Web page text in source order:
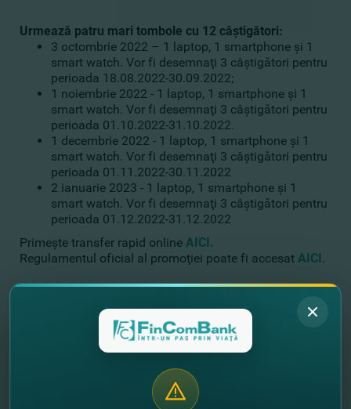
Urmează patru mari tombole cu 12 câştigători:
3 octombrie 2022 – 1 laptop, 1 smartphone şi 1
smart watch. Vor fi desemnaţi 3 câştigători pentru
perioada 18.08.2022-30.09.2022;
1 noiembrie 2022 - 1 laptop, 1 smartphone şi 1
smart watch. Vor fi desemnaţi 3 câştigători pentru
perioada 01.10.2022-31.10.2022.
1 decembrie 2022 - 1 laptop, 1 smartphone şi 1
smart watch. Vor fi desemnaţi 3 câştigători pentru
perioada 01.11.2022-30.11.2022
2 ianuarie 2023 - 1 laptop, 1 smartphone şi 1
smart watch. Vor fi desemnaţi 3 câştigători pentru
perioada 01.12.2022-31.12.2022
Primeşte transfer rapid online AICI.
Regulamentul oficial al promoţiei poate fi accesat AICI.
Bucură-te de premii valoroase cu FinComBank!
Lasă-ne datele tale de contact şi noi
revenim cu un sunet!
+373